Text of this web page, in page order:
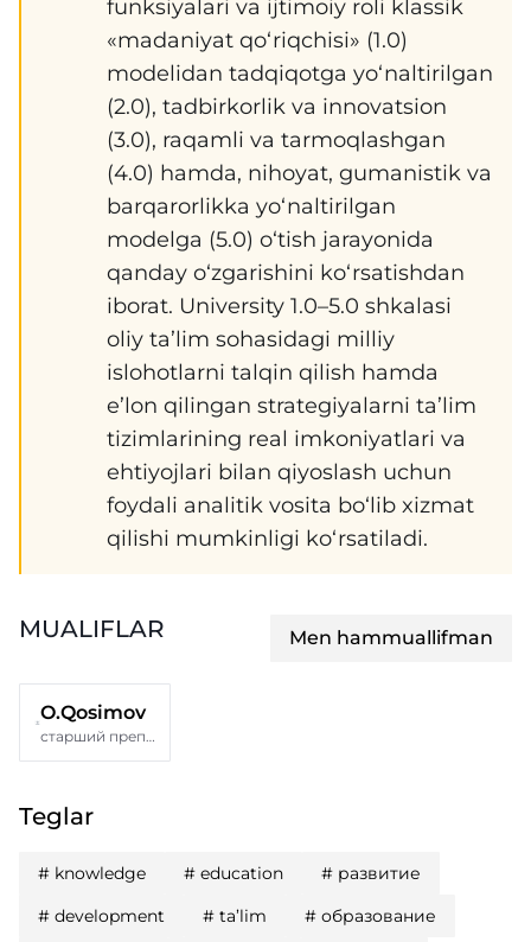
funksiyalari va ijtimoiy roli klassik
«madaniyat qo‘riqchisi» (1.0)
modelidan tadqiqotga yo‘naltirilgan
(2.0), tadbirkorlik va innovatsion
(3.0), raqamli va tarmoqlashgan
(4.0) hamda, nihoyat, gumanistik va
barqarorlikka yo‘naltirilgan
modelga (5.0) o‘tish jarayonida
qanday o‘zgarishini ko‘rsatishdan
iborat. University 1.0–5.0 shkalasi
oliy ta’lim sohasidagi milliy
islohotlarni talqin qilish hamda
e’lon qilingan strategiyalarni ta’lim
tizimlarining real imkoniyatlari va
ehtiyojlari bilan qiyoslash uchun
foydali analitik vosita bo‘lib xizmat
qilishi mumkinligi ko‘rsatiladi.
MUALIFLAR Men hammuallifman
O.Qosimov
старший преподаватель кафедры «Общественно-гуманитарные науки и физическое воспитание» Университета Пучон в г. Ташкент
Teglar
# knowledge # education # развитие
# development # ta’lim # образование